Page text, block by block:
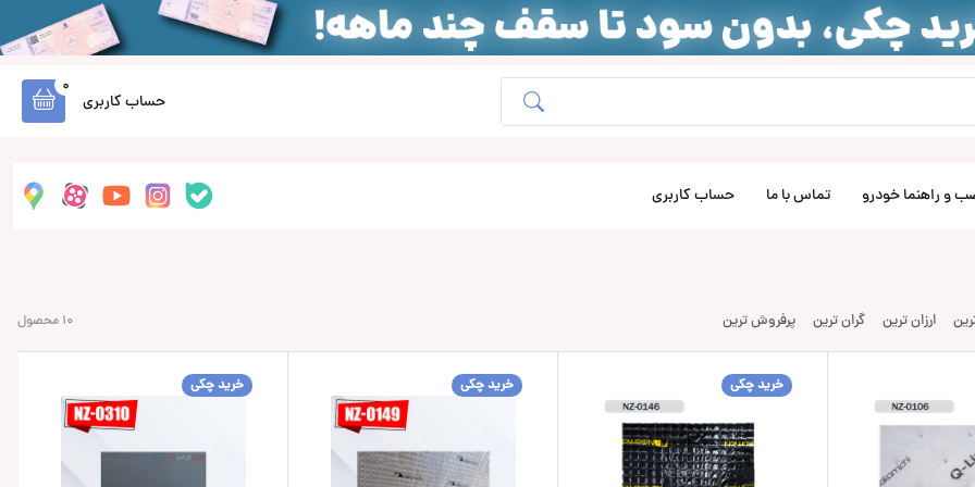
حساب کاربری
0
و راهنما خودرو تماس با ما حساب کاربری
ارزان ترین گران ترین پرفروش ترین 10 محصول
خرید چکی خرید چکی خرید چکی